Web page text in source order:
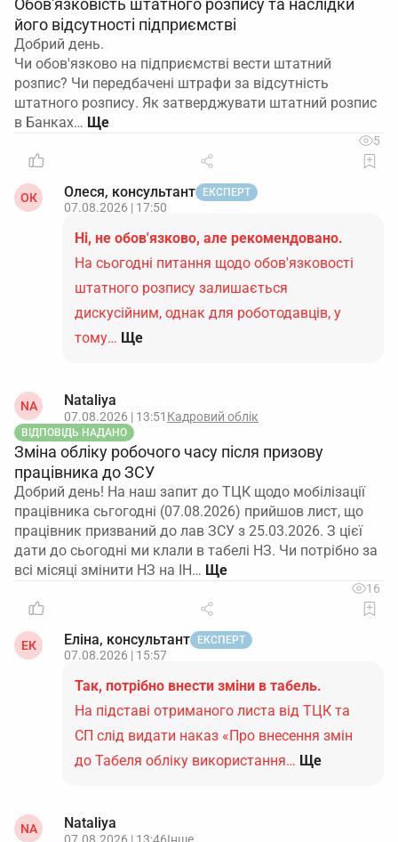
Обов'язковість штатного розпису та наслідки
його відсутності підприємстві
Добрий день.
Чи обов'язково на підприємстві вести штатний
розпис? Чи передбачені штрафи за відсутність
штатного розпису. Як затверджувати штатний розпис
в Банках…
5
ОК Олеся, консультант ЕКСПЕРТ
07.08.2026 | 17:50
Ні, не обов'язково, але рекомендовано.
На сьогодні питання щодо обов'язковості
штатного розпису залишається
дискусійним, однак для роботодавців, у
тому… Ще
NA Nataliya
07.08.2026 | 13:51 Кадровий облік
ВІДПОВІДЬ НАДАНО
Зміна обліку робочого часу після призову
працівника до ЗСУ
Добрий день! На наш запит до ТЦК щодо мобілізації
працівника сьгогодні (07.08.2026) прийшов лист, що
працівник призваний до лав ЗСУ з 25.03.2026. З цієї
дати до сьогодні ми клали в табелі НЗ. Чи потрібно за
всі місяці змінити НЗ на ІН…
16
ЕК Еліна, консультант ЕКСПЕРТ
07.08.2026 | 15:57
Так, потрібно внести зміни в табель.
На підставі отриманого листа від ТЦК та
СП слід видати наказ «Про внесення змін
до Табеля обліку використання… Ще
NA Nataliya